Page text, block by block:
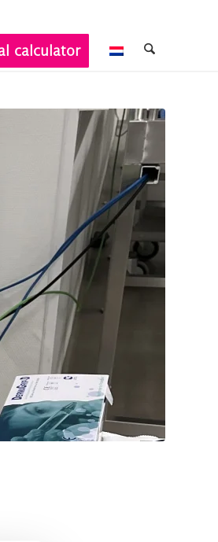
calculator